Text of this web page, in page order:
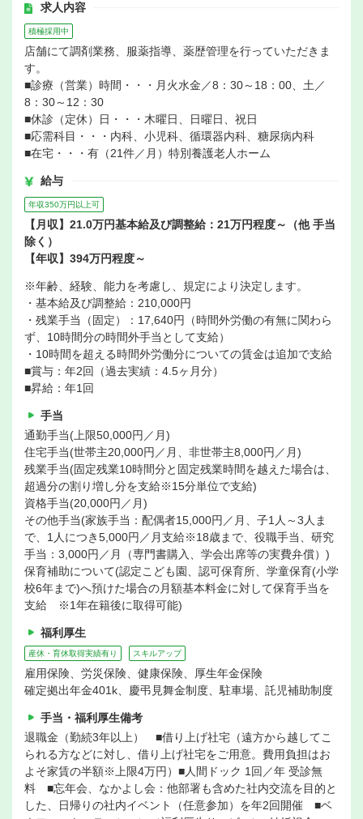
求人内容
積極採用中
店舗にて調剤業務、服薬指導、薬歴管理を行っていただきま
す。
■診療（営業）時間・・・月火水金／8：30～18：00、土／
8：30～12：30
■休診（定休）日・・・木曜日、日曜日、祝日
■応需科目・・・内科、小児科、循環器内科、糖尿病内科
■在宅・・・有（21件／月）特別養護老人ホーム
給与
年収350万円以上可
【月収】21.0万円基本給及び調整給：21万円程度～（他 手当
除く）
【年収】394万円程度～
※年齢、経験、能力を考慮し、規定により決定します。
・基本給及び調整給：210,000円
・残業手当（固定）：17,640円（時間外労働の有無に関わら
ず、10時間分の時間外手当として支給）
・10時間を超える時間外労働分についての賃金は追加で支給
■賞与：年2回（過去実績：4.5ヶ月分）
■昇給：年1回
手当
通勤手当(上限50,000円／月)
住宅手当(世帯主20,000円／月、非世帯主8,000円／月)
残業手当(固定残業10時間分と固定残業時間を越えた場合は、
超過分の割り増し分を支給※15分単位で支給)
資格手当(20,000円／月)
その他手当(家族手当：配偶者15,000円／月、子1人～3人ま
で、1人につき5,000円／月支給※18歳まで、役職手当、研究
手当：3,000円／月（専門書購入、学会出席等の実費弁償）)
保育補助について(認定こども園、認可保育所、学童保育(小学
校6年まで)へ預けた場合の月額基本料金に対して保育手当を
支給 ※1年在籍後に取得可能)
福利厚生
産休・育休取得実績有り スキルアップ
雇用保険、労災保険、健康保険、厚生年金保険
確定拠出年金401k、慶弔見舞金制度、駐車場、託児補助制度
手当・福利厚生備考
退職金（勤続3年以上） ■借り上げ社宅（遠方から越してこ
られる方などに対し、借り上げ社宅をご用意。費用負担はお
よそ家賃の半額※上限4万円）■人間ドック 1回／年 受診無
料 ■忘年会、なかよし会：他部署も含めた社内交流を目的と
した、日帰りの社内イベント（任意参加）を年2回開催 ■ベ